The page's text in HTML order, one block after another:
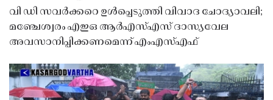
വി ഡി സവർക്കറെ ഉൾപ്പെടുത്തി വിവാദ ചോദ്യാവലി;
മഞ്ചേശ്വരം എഇഒ ആർഎസ്എസ് ദാസ്യവേല
അവസാനിപ്പിക്കണമെന്ന് എംഎസ്എഫ്